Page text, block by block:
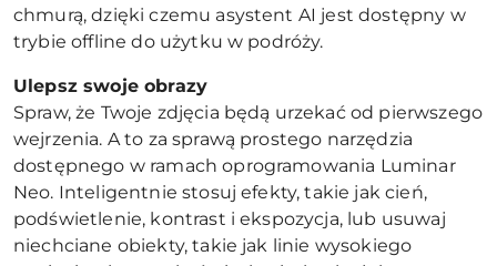
chmurą, dzięki czemu asystent AI jest dostępny w
trybie offline do użytku w podróży.
Ulepsz swoje obrazy
Spraw, że Twoje zdjęcia będą urzekać od pierwszego
wejrzenia. A to za sprawą prostego narzędzia
dostępnego w ramach oprogramowania Luminar
Neo. Inteligentnie stosuj efekty, takie jak cień,
podświetlenie, kontrast i ekspozycja, lub usuwaj
niechciane obiekty, takie jak linie wysokiego